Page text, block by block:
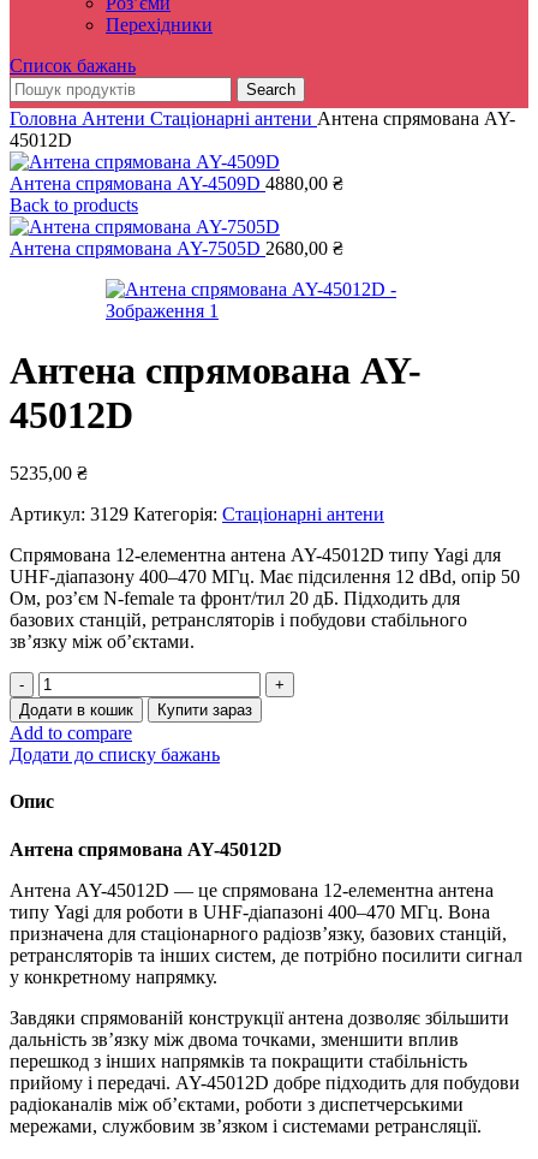
Перехідники
Список бажань
Search
Головна Антени Стаціонарні антени Антена спрямована AY-
45012D
Антена спрямована AY-4509D 4880,00 ₴
Back to products
Антена спрямована AY-7505D 2680,00 ₴
Антена спрямована AY-
45012D
5235,00 ₴
Артикул: 3129 Категорія: Стаціонарні антени
Спрямована 12-елементна антена AY-45012D типу Yagi для
UHF-діапазону 400–470 МГц. Має підсилення 12 dBd, опір 50
Ом, роз’єм N-female та фронт/тил 20 дБ. Підходить для
базових станцій, ретрансляторів і побудови стабільного
зв’язку між об’єктами.
Антена
спрямована
AY-
45012D
кількість
Додати в кошик Купити зараз
Add to compare
Додати до списку бажань
Опис
Антена спрямована AY-45012D
Антена AY-45012D — це спрямована 12-елементна антена
типу Yagi для роботи в UHF-діапазоні 400–470 МГц. Вона
призначена для стаціонарного радіозв’язку, базових станцій,
ретрансляторів та інших систем, де потрібно посилити сигнал
у конкретному напрямку.
Завдяки спрямованій конструкції антена дозволяє збільшити
дальність зв’язку між двома точками, зменшити вплив
перешкод з інших напрямків та покращити стабільність
прийому і передачі. AY-45012D добре підходить для побудови
радіоканалів між об’єктами, роботи з диспетчерськими
мережами, службовим зв’язком і системами ретрансляції.